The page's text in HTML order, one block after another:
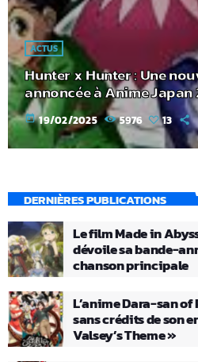
ACTUS
Hunter x Hunter : Une
annoncée à Anime Japan
today 19/02/2025 5976 13
DERNIÈRES PUBLICATIONS
Le film Made in
dévoile sa bande-
chanson principale
L’anime Dara-san
sans crédits de son
Valsey’s Theme »